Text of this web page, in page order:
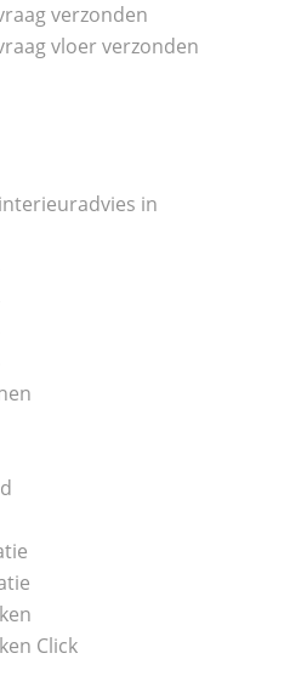
verzonden
vloer verzonden
in
Click